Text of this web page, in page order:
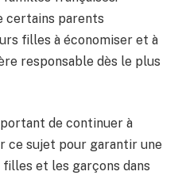
certains parents
filles à économiser et à
responsable dès le plus
de continuer à
ce sujet pour garantir une
et les garçons dans